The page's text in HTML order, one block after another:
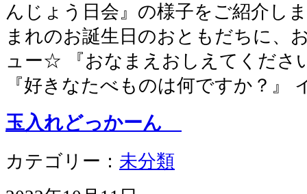
んじょう日会』の様子をご紹介し
まれのお誕生日のおともだちに、
ュー☆ 『おなまえおしえてくださ
『好きなたべものは何ですか？』
玉入れどっかーん
カテゴリー： 未分類